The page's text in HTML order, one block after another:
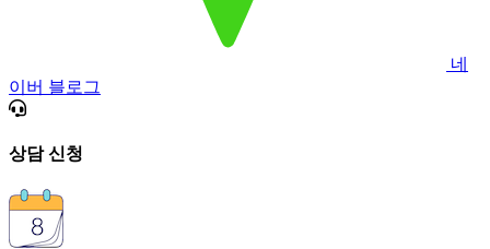
네
이버 블로그
상담 신청